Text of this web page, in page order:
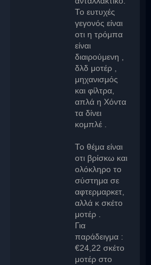
Το ευτυχές
γεγονός είναι
οτι η τρόμπα
είναι
διαιρούμενη ,
δλδ μοτέρ ,
μηχανισμός
και φίλτρα,
απλά η Χόντα
τα δίνει
κομπλέ .
Το θέμα είναι
οτι βρίσκω και
ολόκληρο το
σύστημα σε
αφτερμαρκετ,
αλλά κ σκέτο
μοτέρ .
Για
παράδειγμα :
€24,22 σκέτο
μοτέρ στο